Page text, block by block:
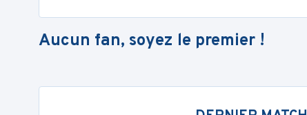
Aucun fan, soyez le premier !